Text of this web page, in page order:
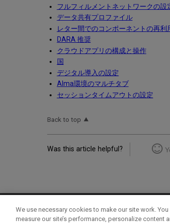
フルフィルメントネットワークの設
データ共有プロファイル
レター間でのコンポーネントの再利
DARA 推奨
クラウドアプリの構成と操作
国
デジタル導入の設定
Alma環境のマルチタブ
セッションタイムアウトの設定
Back to top
Was this article helpful?
Term of Use Privacy Policy
We use necessary cookies to make our site work.
measure our site’s performance, personalize